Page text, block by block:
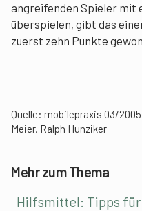
angreifenden Spieler mit
überspielen, gibt das
zuerst zehn Punkte
Quelle: mobilepraxis 03/
Meier, Ralph Hunziker
Mehr zum Thema
Hilfsmittel: Tipps